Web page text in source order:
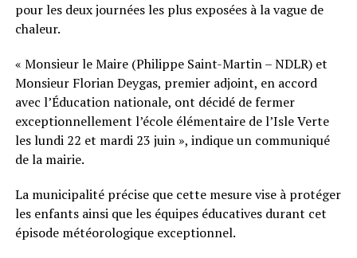
pour les deux journées les plus exposées à la vague de
chaleur.
« Monsieur le Maire (Philippe Saint-Martin – NDLR) et
Monsieur Florian Deygas, premier adjoint, en accord
avec l’Éducation nationale, ont décidé de fermer
exceptionnellement l’école élémentaire de l’Isle Verte
les lundi 22 et mardi 23 juin », indique un communiqué
de la mairie.
La municipalité précise que cette mesure vise à protéger
les enfants ainsi que les équipes éducatives durant cet
épisode météorologique exceptionnel.